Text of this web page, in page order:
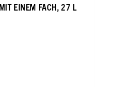
EINEM FACH, 27 L